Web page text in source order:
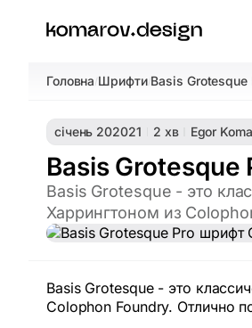
Головна/Шрифти/Basis
січень 202021 2 хв Egor
Basis
Basis Grotesque - это
Харрингтоном из
Basis Grotesque - это
Colophon Foundry. Отлично